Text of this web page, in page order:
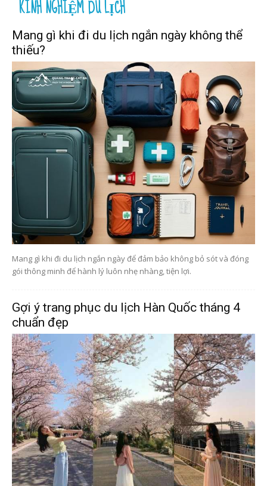
KINH NGHIỆM DU LỊCH
Mang gì khi đi du lịch ngắn ngày không thể
thiếu?
Mang gì khi đi du lịch ngắn ngày để đảm bảo không bỏ sót và đóng
gói thông minh để hành lý luôn nhẹ nhàng, tiện lợi.
Gợi ý trang phục du lịch Hàn Quốc tháng 4
chuẩn đẹp